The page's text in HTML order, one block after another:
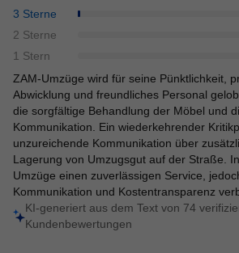
3 Sterne
2 Sterne
1 Stern
ZAM-Umzüge wird für seine Pünktlichkeit,
Abwicklung und freundliches Personal
die sorgfältige Behandlung der Möbel und
Kommunikation. Ein wiederkehrender
unzureichende Kommunikation über
Lagerung von Umzugsgut auf der Straße.
Umzüge einen zuverlässigen Service,
Kommunikation und Kostentransparenz
KI-generiert aus dem Text von 74
Kundenbewertungen